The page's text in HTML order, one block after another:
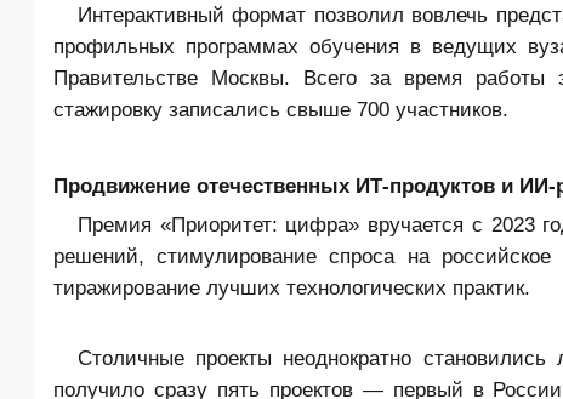
Интерактивный формат позволил вовлечь
профильных программах обучения в ведущих
Правительстве Москвы. Всего за время
стажировку записались свыше 700 участников.
Продвижение отечественных ИТ-продуктов и
Премия «Приоритет: цифра» вручается с 2023
решений, стимулирование спроса на
тиражирование лучших технологических практик.
Столичные проекты неоднократно
получило сразу пять проектов — первый в